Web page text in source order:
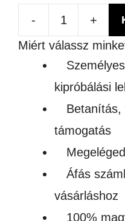
-
UV
5W
3D
+
Miért válassz
kipróbálási
Betanítás,
támogatás
Áfás
vásárláshoz
100%